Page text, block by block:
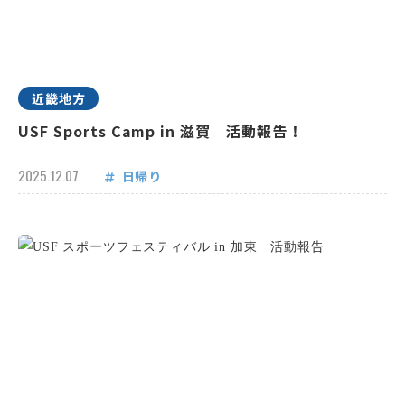
近畿地方
USF Sports Camp in 滋賀 活動報告！
2025.12.07 日帰り